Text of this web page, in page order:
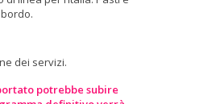
dei servizi.
potrebbe subire